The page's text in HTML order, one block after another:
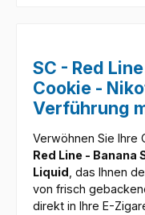
SC - Red
Cookie -
Verführung
Verwöhnen Sie Ihre
Red Line -
Liquid , das Ihnen
von frisch
direkt in Ihre E-